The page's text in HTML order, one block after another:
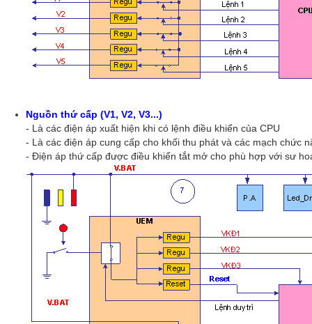
Nguồn thứ cấp (V1, V2, V3...)
- Là các điện áp xuất hiện khi có lệnh điều khiển của CPU
- Là các điện áp cung cấp cho khối thu phát và các mạch chức
- Điện áp thứ cấp được điều khiển tắt mở cho phù hợp với sư